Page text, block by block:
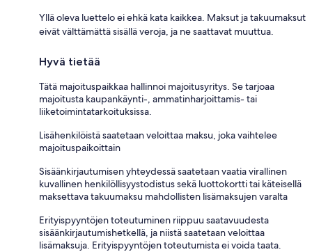
Yllä oleva luettelo ei ehkä kata kaikkea. Maksut ja takuumaksut
eivät välttämättä sisällä veroja, ja ne saattavat muuttua.
Hyvä tietää
Tätä majoituspaikkaa hallinnoi majoitusyritys. Se tarjoaa
majoitusta kaupankäynti-, ammatinharjoittamis- tai
liiketoimintatarkoituksissa.
Lisähenkilöistä saatetaan veloittaa maksu, joka vaihtelee
majoituspaikoittain
Sisäänkirjautumisen yhteydessä saatetaan vaatia virallinen
kuvallinen henkilöllisyystodistus sekä luottokortti tai käteisellä
maksettava takuumaksu mahdollisten lisämaksujen varalta
Erityispyyntöjen toteutuminen riippuu saatavuudesta
sisäänkirjautumishetkellä, ja niistä saatetaan veloittaa
lisämaksuja. Erityispyyntöjen toteutumista ei voida taata.